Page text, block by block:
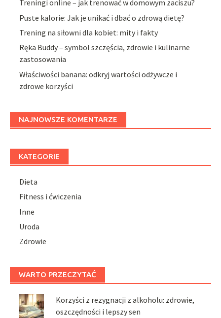
Treningi online – jak trenować w domowym zaciszu?
Puste kalorie: Jak je unikać i dbać o zdrową dietę?
Trening na siłowni dla kobiet: mity i fakty
Ręka Buddy – symbol szczęścia, zdrowie i kulinarne
zastosowania
Właściwości banana: odkryj wartości odżywcze i
zdrowe korzyści
NAJNOWSZE KOMENTARZE
KATEGORIE
Dieta
Fitness i ćwiczenia
Inne
Uroda
Zdrowie
WARTO PRZECZYTAĆ
Korzyści z rezygnacji z alkoholu: zdrowie,
oszczędności i lepszy sen